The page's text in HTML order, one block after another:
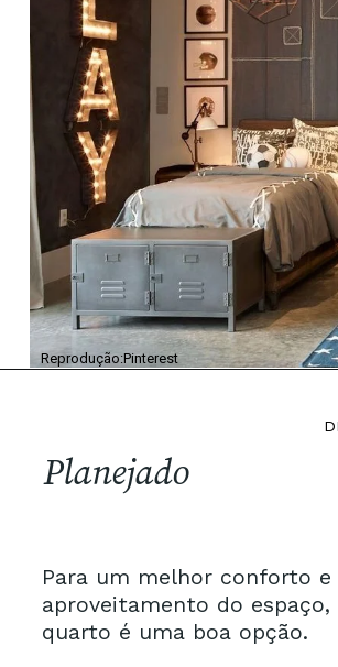
Reprodução:Pinterest
Para um melhor conforto e
aproveitamento do espaço,
quarto é uma boa opção.
Planejado